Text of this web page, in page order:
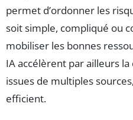
permet d’ordonner les
soit simple, compliqué ou
mobiliser les bonnes
IA accélèrent par ailleurs
issues de multiples
efficient.